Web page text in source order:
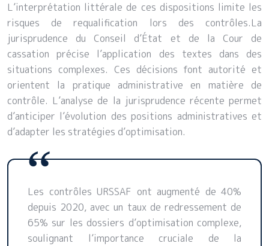
L’interprétation littérale de ces dispositions limite les
risques de requalification lors des contrôles.La
jurisprudence du Conseil d’État et de la Cour de
cassation précise l’application des textes dans des
situations complexes. Ces décisions font autorité et
orientent la pratique administrative en matière de
contrôle. L’analyse de la jurisprudence récente permet
d’anticiper l’évolution des positions administratives et
d’adapter les stratégies d’optimisation.
Les contrôles URSSAF ont augmenté de 40%
depuis 2020, avec un taux de redressement de
65% sur les dossiers d’optimisation complexe,
soulignant l’importance cruciale de la